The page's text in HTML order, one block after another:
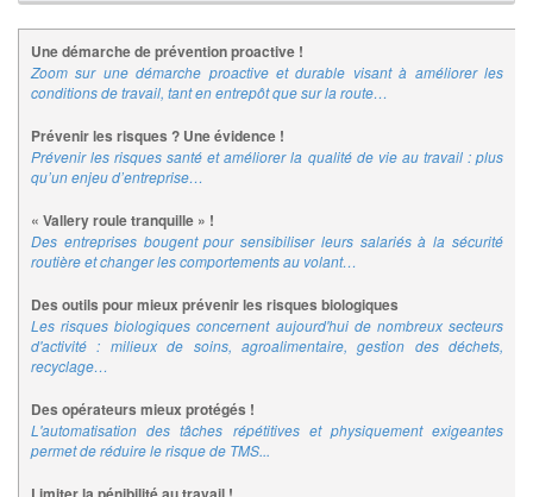
Une démarche de prévention proactive !
Zoom sur une démarche proactive et durable visant à améliorer les
conditions de travail, tant en entrepôt que sur la route…
Prévenir les risques ? Une évidence !
Prévenir les risques santé et améliorer la qualité de vie au travail : plus
qu’un enjeu d’entreprise…
« Vallery roule tranquille » !
Des entreprises bougent pour sensibiliser leurs salariés à la sécurité
routière et changer les comportements au volant…
Des outils pour mieux prévenir les risques biologiques
Les risques biologiques concernent aujourd'hui de nombreux secteurs
d'activité : milieux de soins, agroalimentaire, gestion des déchets,
recyclage…
Des opérateurs mieux protégés !
L'automatisation des tâches répétitives et physiquement exigeantes
permet de réduire le risque de TMS...